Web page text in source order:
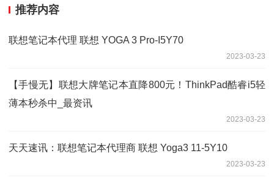
推荐内容
联想笔记本代理 联想 YOGA 3 Pro-I5Y70
2023-03-23
【手慢无】联想大牌笔记本直降800元！ThinkPad酷睿i5轻
薄本秒杀中_最资讯
2023-03-23
天天速讯：联想笔记本代理商 联想 Yoga3 11-5Y10
2023-03-23